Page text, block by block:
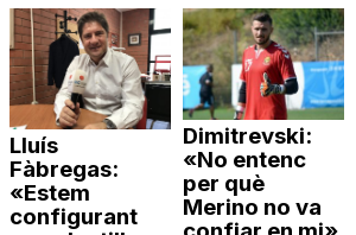
Lluís
Fàbregas:
«Estem
configurant
Dimitrevski:
«No entenc
per què
Merino no va